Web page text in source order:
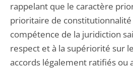
rappelant que le caractère
prioritaire de
compétence de la juridiction
respect et à la supériorité sur
accords légalement ratifiés ou